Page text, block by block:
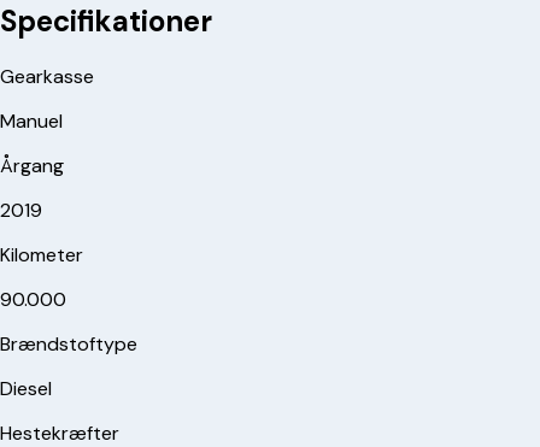
Specifikationer
Gearkasse
Manuel
Årgang
2019
Kilometer
90.000
Brændstoftype
Diesel
Hestekræfter